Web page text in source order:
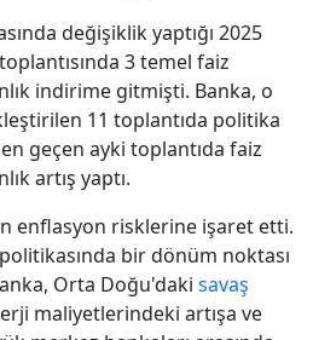
değişiklik yaptığı 2025
3 temel faiz
indirime gitmişti. Banka, o
11 toplantıda politika
geçen ayki toplantıda faiz
artış yaptı.
enflasyon risklerine işaret etti.
bir dönüm noktası
Orta Doğu'daki savaş
maliyetlerindeki artışa ve